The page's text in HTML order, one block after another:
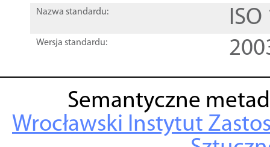
Nazwa standardu:
Wersja standardu:
Semantyczne
Wrocławski Instytut